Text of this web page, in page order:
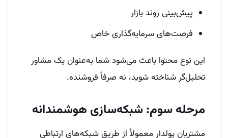
پیش‌بینی روند بازار
فرصت‌های سرمایه‌گذاری خاص
این نوع محتوا باعث می‌شود شما به‌عنوان یک مشاور
تحلیل‌گر شناخته شوید، نه صرفاً فروشنده.
مرحله سوم: شبکه‌سازی هوشمندانه
مشتریان پولدار معمولاً از طریق شبکه‌های ارتباطی